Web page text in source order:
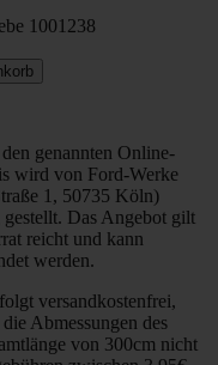
1001238
genannten Online-
wird von Ford-Werke
1, 50735 Köln)
Das Angebot gilt
reicht und kann
werden.
versandkostenfrei,
Abmessungen des
von 300cm nicht